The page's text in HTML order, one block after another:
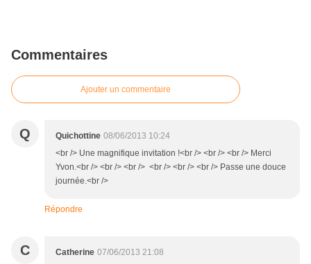
Commentaires
Ajouter un commentaire
Q Quichottine 08/06/2013 10:24
<br /> Une magnifique invitation !<br /> <br /> <br /> Merci
Yvon.<br /> <br /> <br /> <br /> <br /> <br /> Passe une douce
journée.<br />
Répondre
C Catherine 07/06/2013 21:08